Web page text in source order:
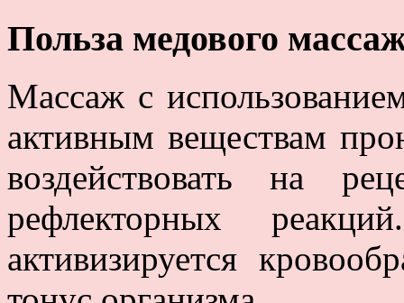
Польза медового
Массаж с
активным веществам
воздействовать на
рефлекторных
активизируется